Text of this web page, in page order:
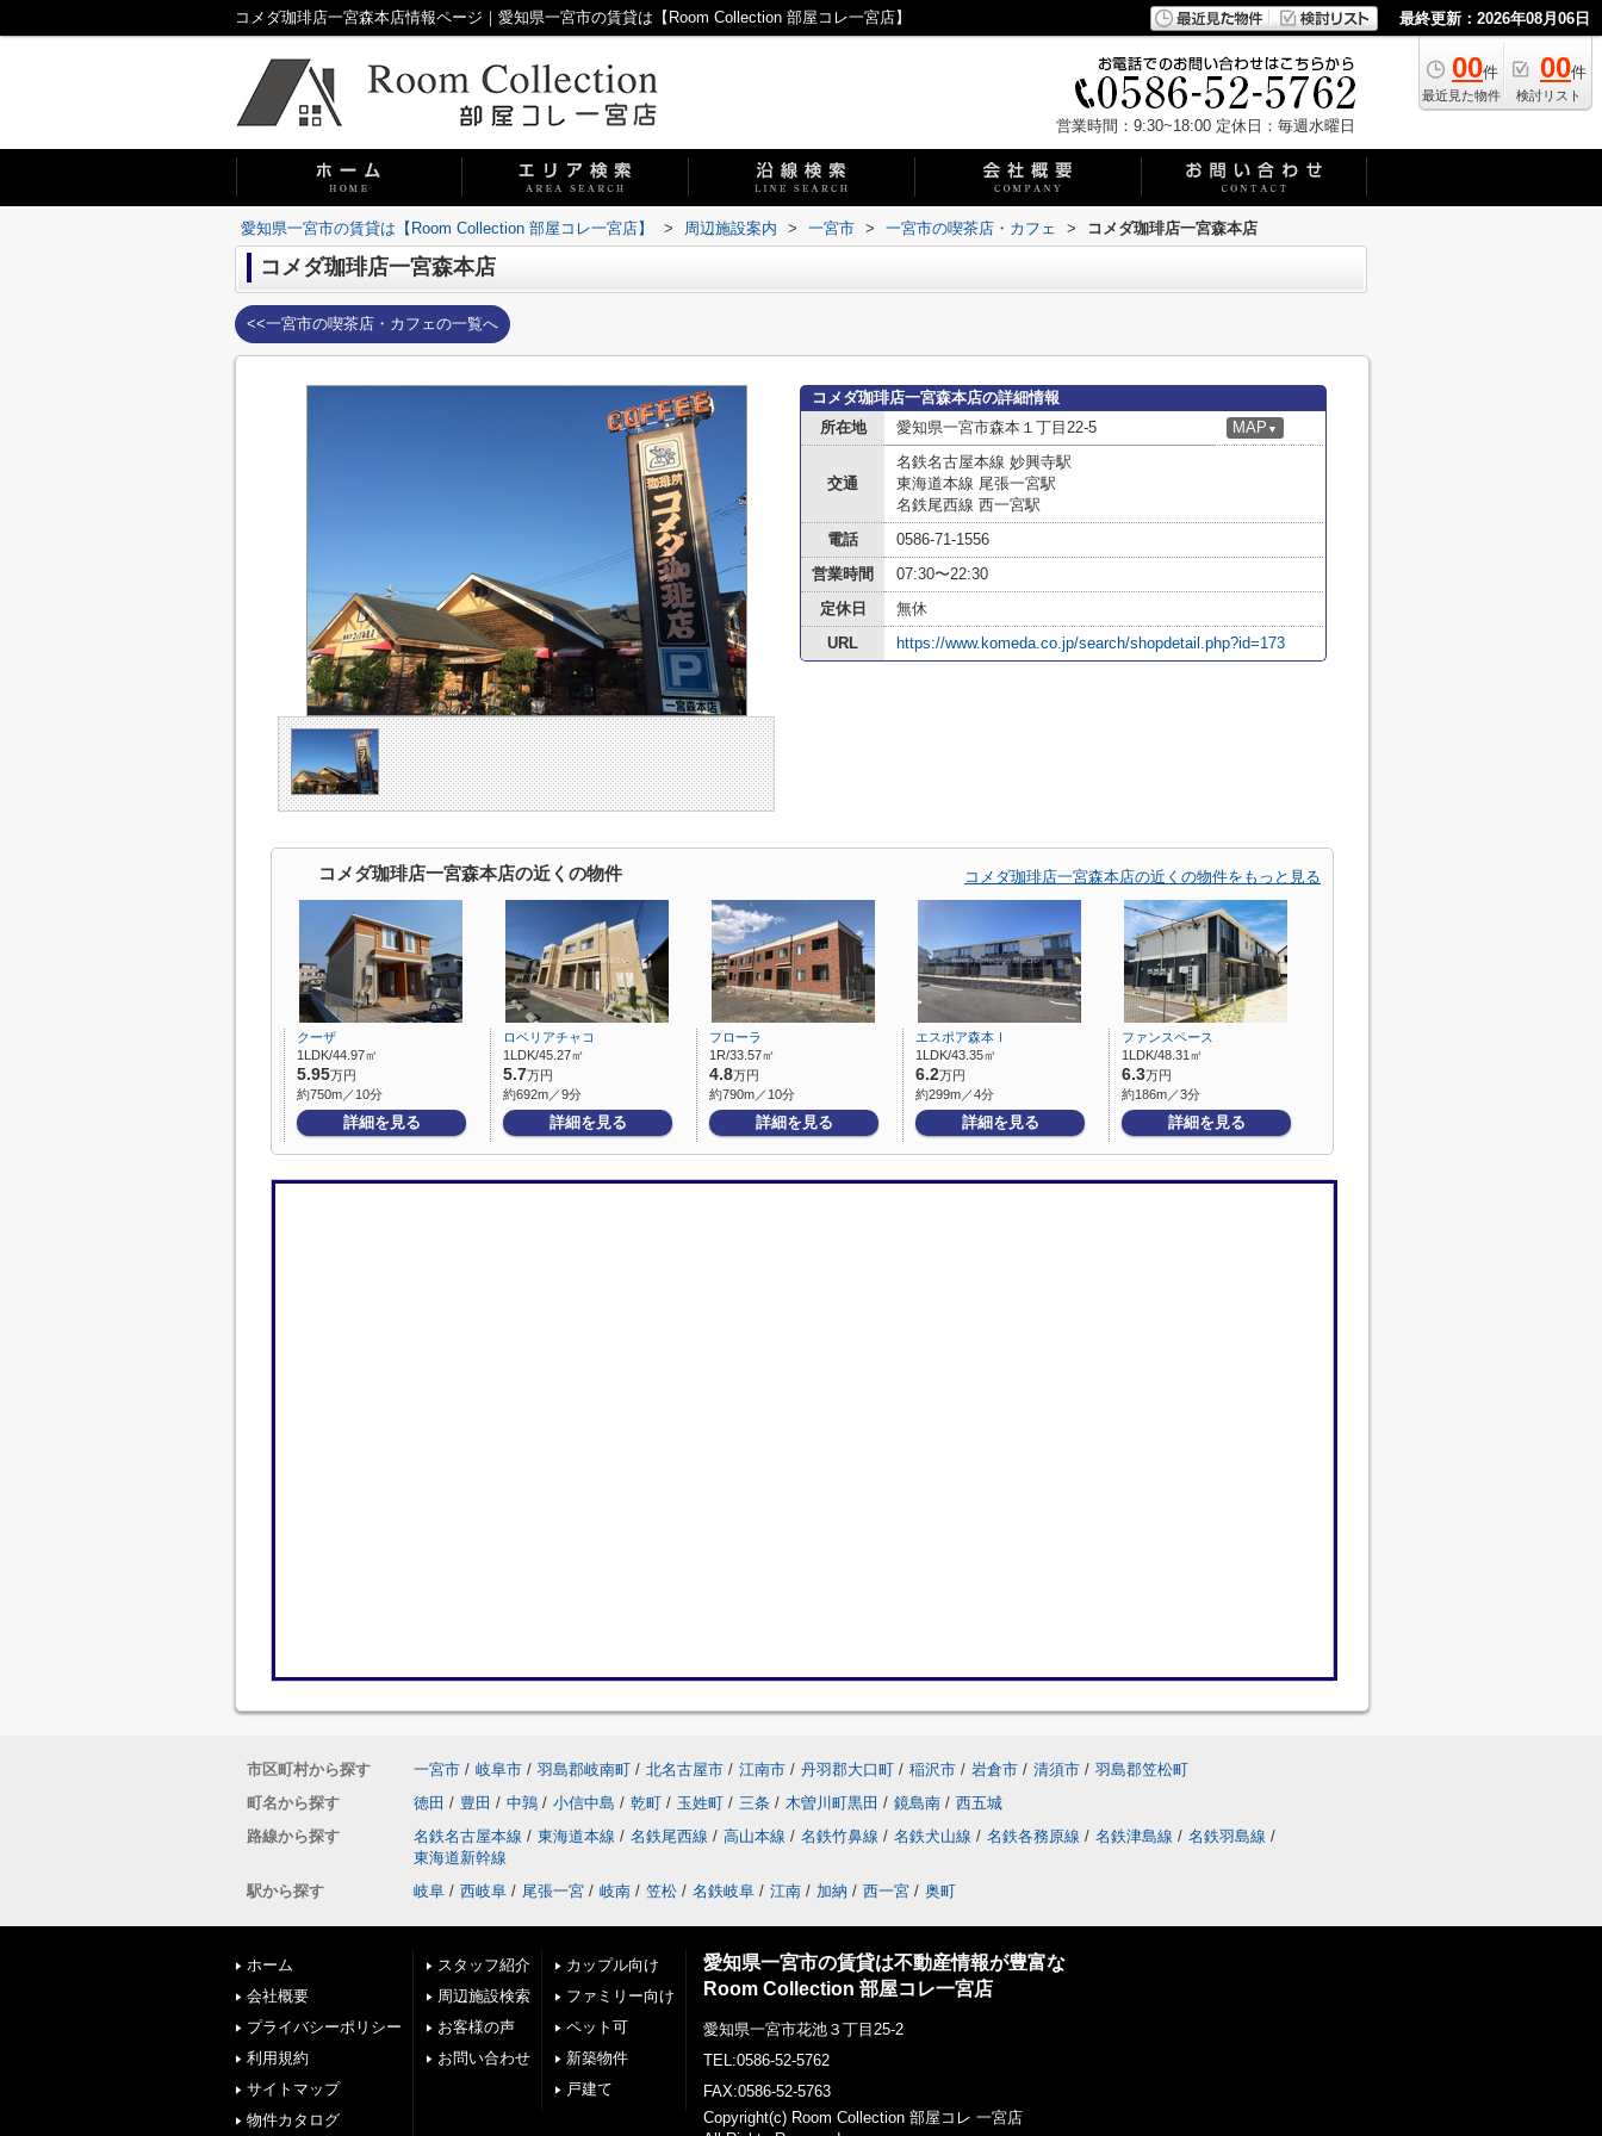
コメダ珈琲店一宮森本店情報ページ｜愛知県一宮市の賃貸は【Room Collection 部屋コレ一宮店】 最終更新：2026年08月06日
00件
最近見た物件
00件
検討リスト
営業時間：9:30~18:00 定休日：毎週水曜日
愛知県一宮市の賃貸は【Room Collection 部屋コレ一宮店】 > 周辺施設案内 > 一宮市 > 一宮市の喫茶店・カフェ > コメダ珈琲店一宮森本店
コメダ珈琲店一宮森本店
<<一宮市の喫茶店・カフェの一覧へ
コメダ珈琲店一宮森本店の詳細情報
所在地
愛知県一宮市森本１丁目22-5 MAP ▼
交通
名鉄名古屋本線 妙興寺駅
東海道本線 尾張一宮駅
名鉄尾西線 西一宮駅
電話
0586-71-1556
営業時間
07:30〜22:30
定休日
無休
URL
https://www.komeda.co.jp/search/shopdetail.php?id=173
コメダ珈琲店一宮森本店の近くの物件 コメダ珈琲店一宮森本店の近くの物件をもっと見る
クーザ
1LDK/44.97㎡
5.95万円
約750m／10分
詳細を見る
ロベリアチャコ
1LDK/45.27㎡
5.7万円
約692m／9分
詳細を見る
フローラ
1R/33.57㎡
4.8万円
約790m／10分
詳細を見る
エスポア森本Ⅰ
1LDK/43.35㎡
6.2万円
約299m／4分
詳細を見る
ファンスペース
1LDK/48.31㎡
6.3万円
約186m／3分
詳細を見る
市区町村から探す 一宮市 / 岐阜市 / 羽島郡岐南町 / 北名古屋市 / 江南市 / 丹羽郡大口町 / 稲沢市 / 岩倉市 / 清須市 / 羽島郡笠松町
町名から探す
徳田 / 豊田 / 中鶉 / 小信中島 / 乾町 / 玉姓町 / 三条 / 木曽川町黒田 / 鏡島南 / 西五城
路線から探す
名鉄名古屋本線 / 東海道本線 / 名鉄尾西線 / 高山本線 / 名鉄竹鼻線 / 名鉄犬山線 / 名鉄各務原線 / 名鉄津島線 / 名鉄羽島線 /
東海道新幹線
駅から探す
岐阜 / 西岐阜 / 尾張一宮 / 岐南 / 笠松 / 名鉄岐阜 / 江南 / 加納 / 西一宮 / 奥町
ホーム
会社概要
プライバシーポリシー
利用規約
サイトマップ
物件カタログ
スタッフ紹介
周辺施設検索
お客様の声
お問い合わせ
カップル向け
ファミリー向け
ペット可
新築物件
戸建て
愛知県一宮市の賃貸は不動産情報が豊富な
Room Collection 部屋コレ一宮店
愛知県一宮市花池３丁目25-2
TEL:0586-52-5762
FAX:0586-52-5763
Copyright(c) Room Collection 部屋コレ 一宮店